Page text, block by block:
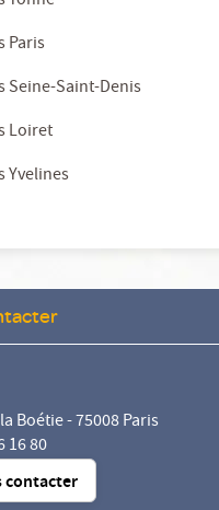
Paris
Seine-Saint-Denis
Loiret
Yvelines
Boétie - 75008 Paris
16 80
contacter